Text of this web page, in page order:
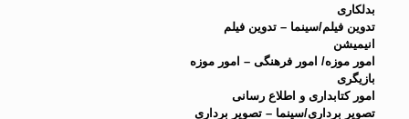
بدلکاری
تدوین فیلم/سینما – تدوین فیلم
انیمیشن
امور موزه/ امور فرهنگی – امور موزه
بازیگری
امور کتابداری و اطلاع رسانی
تصویر برداری/سینما – تصویر برداری